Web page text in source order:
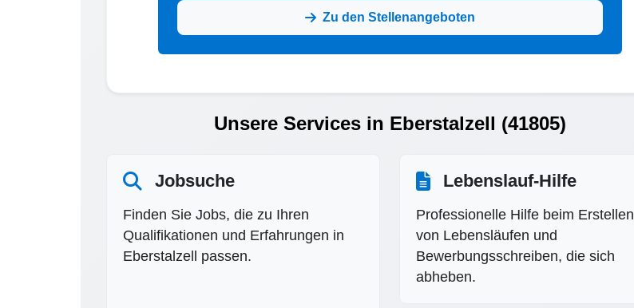
Zu den Stellenangeboten
Unsere Services in Eberstalzell (41805)
Jobsuche
Finden Sie Jobs, die zu Ihren
Qualifikationen und Erfahrungen in
Eberstalzell passen.
Lebenslauf-Hilfe
Professionelle Hilfe beim Erstellen
von Lebensläufen und
Bewerbungsschreiben, die sich
abheben.